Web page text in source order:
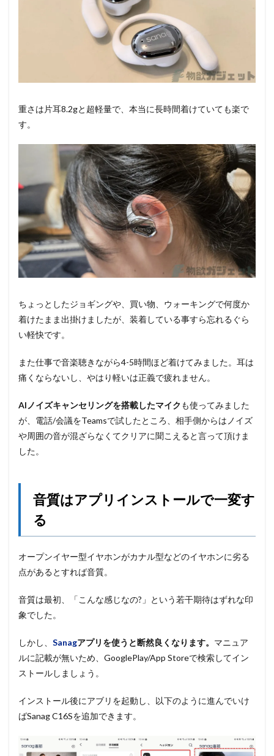
重さは片耳8.2gと超軽量で、本当に長時間着けていても楽で
す。
ちょっとしたジョギングや、買い物、ウォーキングで何度か
着けたまま出掛けましたが、装着している事すら忘れるぐら
い軽快です。
また仕事で音楽聴きながら4-5時間ほど着けてみました。耳は
痛くならないし、やはり軽いは正義で疲れません。
AIノイズキャンセリングを搭載したマイク も使ってみました
が、電話/会議をTeamsで試したところ、相手側からはノイズ
や周囲の音が混ざらなくてクリアに聞こえると言って頂けま
した。
音質はアプリインストールで一変す
る
オープンイヤー型イヤホンがカナル型などのイヤホンに劣る
点があるとすれば音質。
音質は最初、「こんな感じなの?」という若干期待はずれな印
象でした。
しかし、 Sanagアプリを使うと断然良くなります。 マニュア
ルに記載が無いため、GooglePlay/App Storeで検索してイン
ストールしましょう。
インストール後にアブリを起動し、以下のように進んでいけ
ばSanag C16Sを追加できます。